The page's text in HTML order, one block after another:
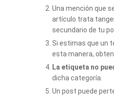
Una mención que
artículo trata
secundario de tu
Si estimas que un
esta manera,
La etiqueta no
dicha categoría.
Un post puede